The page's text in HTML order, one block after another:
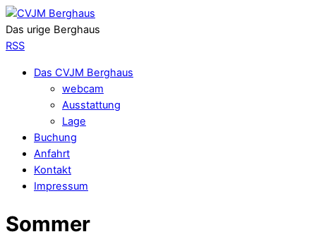
Das urige Berghaus
RSS
Das CVJM Berghaus
webcam
Ausstattung
Lage
Buchung
Anfahrt
Kontakt
Impressum
Sommer